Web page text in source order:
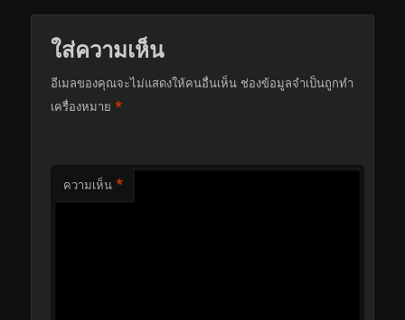
ใส่ความเห็น
อีเมลของคุณจะไม่แสดงให้คนอื่นเห็น ช่องข้อมูลจำเป็นถูกทำ
เครื่องหมาย*
ความเห็น *